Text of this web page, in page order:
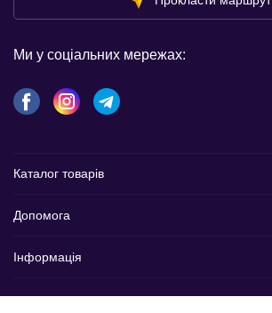
Ми у соціальних мережах:
Каталог товарів
Допомога
Інформація